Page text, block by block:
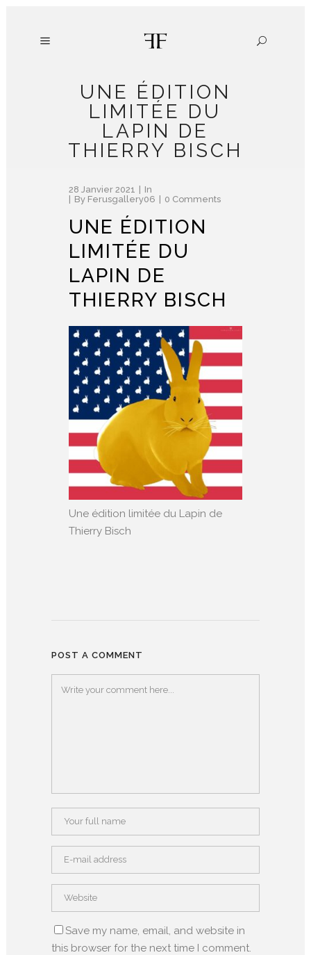
UNE ÉDITION
LIMITÉE DU
LAPIN DE
THIERRY BISCH
28 Janvier 2021
In
By Ferusgallery06 0 Comments
UNE ÉDITION
LIMITÉE DU
LAPIN DE
THIERRY BISCH
Une édition limitée du Lapin de
Thierry Bisch
POST A COMMENT
Save my name, email, and website in
this browser for the next time I comment.